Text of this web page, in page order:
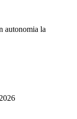
autonomia la